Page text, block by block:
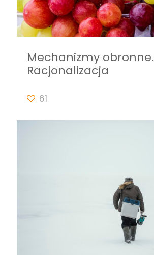
Mechanizmy obronne.
Racjonalizacja
61